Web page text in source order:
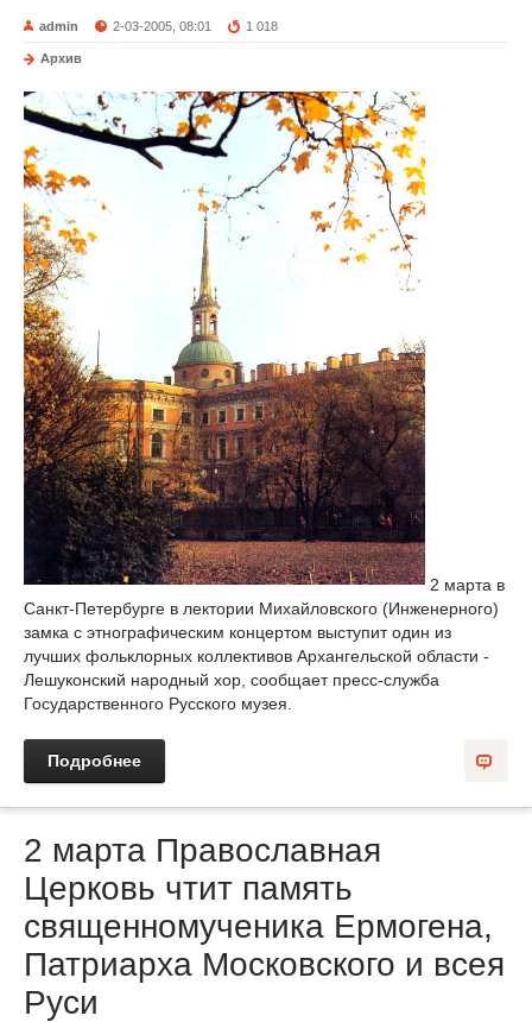
admin 2-03-2005, 08:01 1 018
Архив
2 марта в
Санкт-Петербурге в лектории Михайловского (Инженерного)
замка с этнографическим концертом выступит один из
лучших фольклорных коллективов Архангельской области -
Лешуконский народный хор, сообщает пресс-служба
Государственного Русского музея.
Подробнее
2 марта Православная
Церковь чтит память
священномученика Ермогена,
Патриарха Московского и всея
Руси